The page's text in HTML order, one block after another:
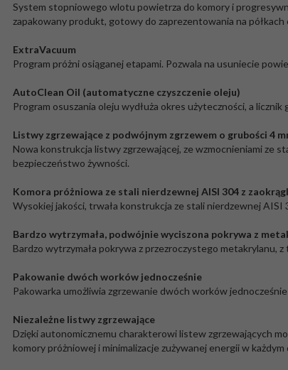
System stopniowego wlotu powietrza do komory i
zapakowany produkt, gotowy do zaprezentowania na półkach
ExtraVacuum
Program próżni osiąganej etapami. Pozwala na usuniecie
AutoClean Oil (automatyczne czyszczenie oleju)
Program osuszania oleju wydłuża okres użyteczności, a
Listwy zgrzewające z podwójnym zgrzewem o grubości 4
Nowa konstrukcja listwy zgrzewającej, ze wzmocnieniami ze
bezpieczeństwo żywności.
Komora próżniowa ze stali nierdzewnej AISI 304 z
Wysokiej jakości, trwała konstrukcja ze stali nierdzewnej AISI
Bardzo wytrzymała, podwójnie wyciszona pokrywa z
Bardzo wytrzymała pokrywa z przezroczystego metakrylanu,
Pakowanie dwóch worków jednocześnie
Pakowarka umożliwia zgrzewanie dwóch worków
Niezależne listwy zgrzewające
Dzięki autonomicznemu charakterowi listew zgrzewających
komory próżniowej i minimalizacje zużywanej energii w każdym